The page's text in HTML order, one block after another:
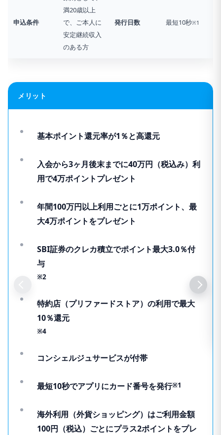
申込条件
満20歳以上
で、ご本人に
安定継続収入
のある方
発行日数 最短10秒※1
メリット
基本ポイント還元率が1％と高還元
入会から3ヶ月後末までに40万円（税込み）利
用で4万ポイントプレゼント
年間100万円以上利用ごとに1万ポイント、最
大4万ポイントをプレゼント
SBI証券のクレカ積立でポイント最大3.0％付
与
※2
特約店（プリファードストア）の利用で最大
10％還元
※4
コンシェルジュサービスが付帯
最短10秒でアプリにカード番号を発行※1
海外利用（外貨ショッピング）はご利用金額
100円（税込）ごとにプラス2ポイントをプレ